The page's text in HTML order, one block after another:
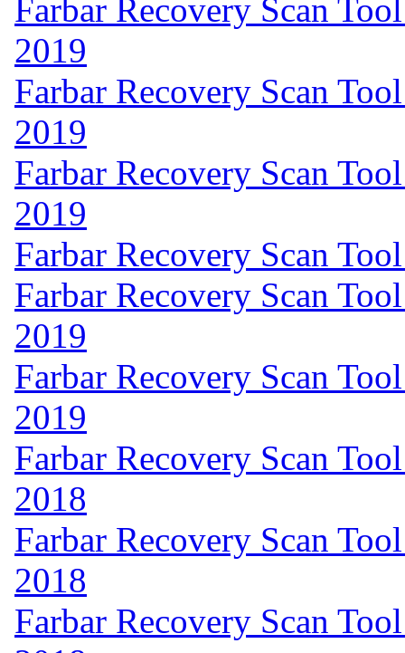
Farbar Recovery Scan
2019
Farbar Recovery Scan
2019
Farbar Recovery Scan
2019
Farbar Recovery Scan
Farbar Recovery Scan
2019
Farbar Recovery Scan
2019
Farbar Recovery Scan
2018
Farbar Recovery Scan
2018
Farbar Recovery Scan